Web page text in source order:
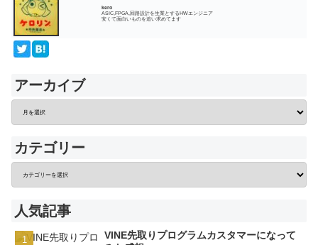
kero
ASIC,FPGA,回路設計を生業とするHWエンジニア
安くて面白いものを追い求めてます
アーカイブ
カテゴリー
人気記事
VINE先取りプログラムカスタマーになって